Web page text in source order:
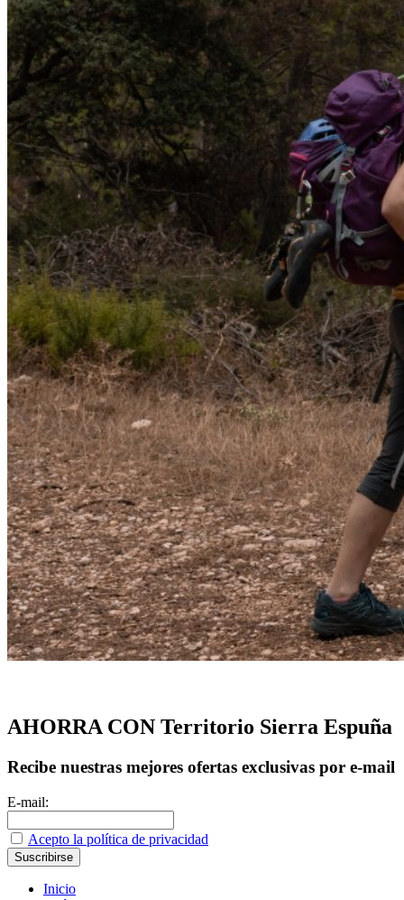
AHORRA CON Territorio Sierra Espuña
Recibe nuestras mejores ofertas exclusivas por e-mail
E-mail:
Acepto la política de privacidad
Inicio